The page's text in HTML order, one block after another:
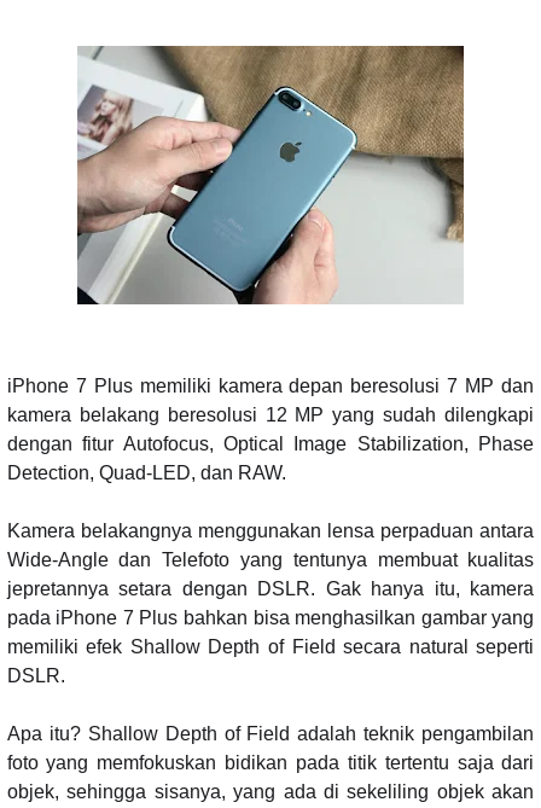
iPhone 7 Plus memiliki kamera depan beresolusi 7 MP dan
kamera belakang beresolusi 12 MP yang sudah dilengkapi
dengan fitur Autofocus, Optical Image Stabilization, Phase
Detection, Quad-LED, dan RAW.
Kamera belakangnya menggunakan lensa perpaduan antara
Wide-Angle dan Telefoto yang tentunya membuat kualitas
jepretannya setara dengan DSLR. Gak hanya itu, kamera
pada iPhone 7 Plus bahkan bisa menghasilkan gambar yang
memiliki efek Shallow Depth of Field secara natural seperti
DSLR.
Apa itu? Shallow Depth of Field adalah teknik pengambilan
foto yang memfokuskan bidikan pada titik tertentu saja dari
objek, sehingga sisanya, yang ada di sekeliling objek akan